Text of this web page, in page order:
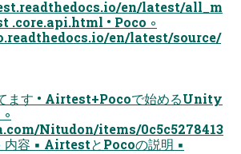
en/latest/all_m
.core.api.html • Poco ◦
en/latest/source/
ます • Airtest+Pocoで始めるUnity
Nitudon/items/0c5c5278413
容 ▪ AirtestとPocoの説明 ▪